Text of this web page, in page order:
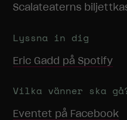
Scalateaterns
Lyssna in dig
Eric Gadd på Spotify
Vilka vänner ska
Eventet på Facebook